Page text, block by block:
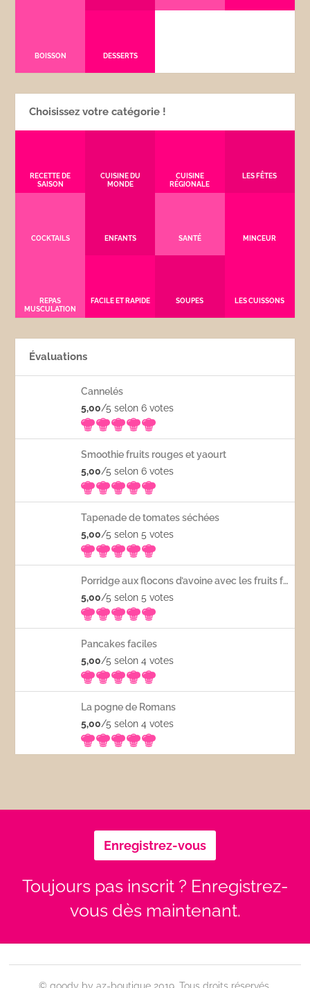
BOISSON DESSERTS
Choisissez votre catégorie !
RECETTE DE
SAISON
CUISINE DU
MONDE
CUISINE
RÉGIONALE
LES FÊTES
COCKTAILS ENFANTS SANTÉ MINCEUR
REPAS
MUSCULATION
FACILE ET RAPIDE SOUPES LES CUISSONS
Évaluations
Cannelés
5,00/5 selon 6votes
Smoothie fruits rouges et yaourt
5,00/5 selon 6votes
Tapenade de tomates séchées
5,00/5 selon 5votes
Porridge aux flocons d’avoine avec les fruits frais
5,00/5 selon 5votes
Pancakes faciles
5,00/5 selon 4votes
La pogne de Romans
5,00/5 selon 4votes
Enregistrez-vous
Toujours pas inscrit ? Enregistrez-
vous dès maintenant.
© goody by az-boutique 2019. Tous droits réservés.